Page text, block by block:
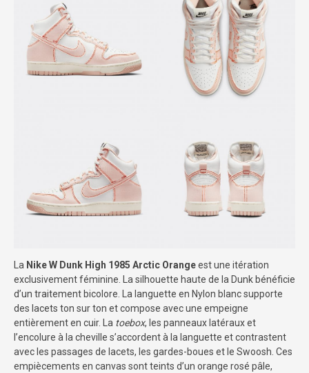
La Nike W Dunk High 1985 Arctic Orangeest une itération
exclusivement féminine. La silhouette haute de la Dunk bénéficie
d’un traitement bicolore. La languette en Nylon blanc supporte
des lacets ton sur ton et compose avec une empeigne
entièrement en cuir. La toebox, les panneaux latéraux et
l’encolure à la cheville s’accordent à la languette et contrastent
avec les passages de lacets, les gardes-boues et le Swoosh. Ces
empiècements en canvas sont teints d’un orange rosé pâle,